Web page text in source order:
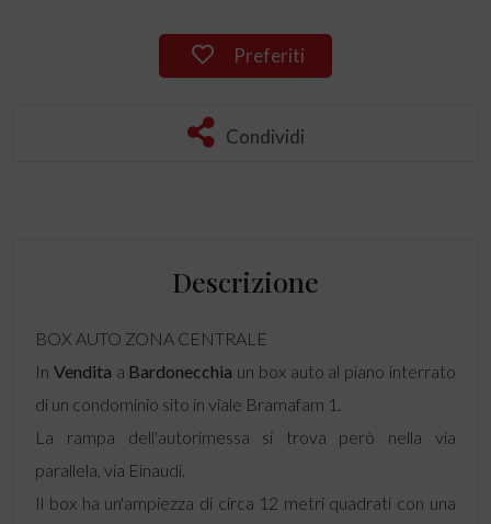
Preferiti
Condividi
Descrizione
BOX AUTO ZONA CENTRALE
In Vendita a Bardonecchia un box auto al piano interrato
di un condominio sito in viale Bramafam 1.
La rampa dell'autorimessa si trova però nella via
parallela, via Einaudi.
Il box ha un'ampiezza di circa 12 metri quadrati con una